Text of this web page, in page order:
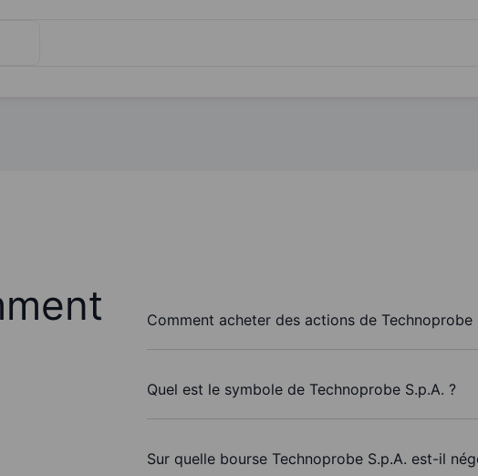
Comment acheter des actions de Technoprobe
Quel est le symbole de Technoprobe S.p.A. ?
Sur quelle bourse Technoprobe S.p.A. est-il